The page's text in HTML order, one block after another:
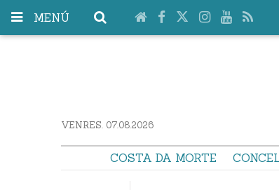
MENÚ
VENRES. 07.08.2026
COSTA DA MORTE